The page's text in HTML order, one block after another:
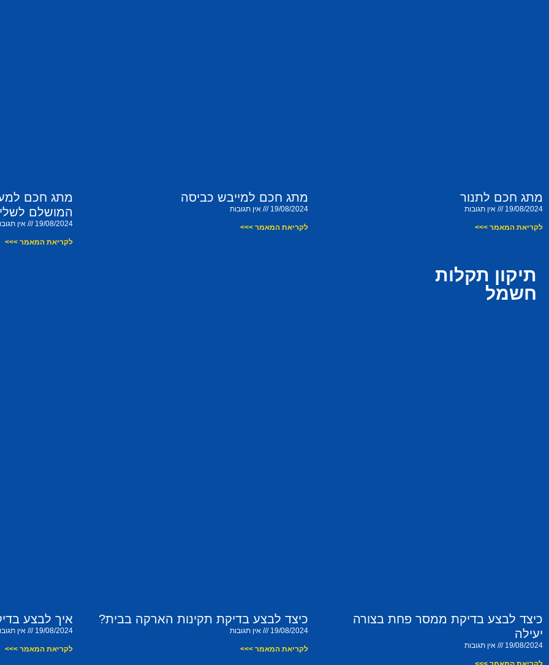
מתג חכם לתנור
19/08/2024 אין תגובות
לקריאת המאמר >>>
מתג חכם למייבש כביסה
19/08/2024 אין תגובות
לקריאת המאמר >>>
מתג חכם
המושלם
19/08/2024 אין
לקריאת המאמר >>>
תיקון תקלות
חשמל
כיצד לבצע בדיקת ממסר פחת בצורה
יעילה
19/08/2024 אין תגובות
כיצד לבצע בדיקת תקינות הארקה בבית?
19/08/2024 אין תגובות
לקריאת המאמר >>>
איך לבצע
19/08/2024 אין
לקריאת המאמר >>>